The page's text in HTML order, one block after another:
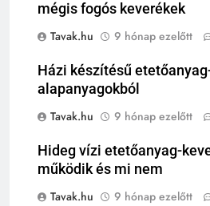
mégis fogós keverékek
Tavak.hu
9 hónap ezelőtt
Házi készítésű
alapanyagokból
Tavak.hu
9 hónap ezelőtt
Hideg vízi etetőanyag-
működik és mi nem
Tavak.hu
9 hónap ezelőtt